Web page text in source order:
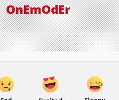
OnEmOdEr